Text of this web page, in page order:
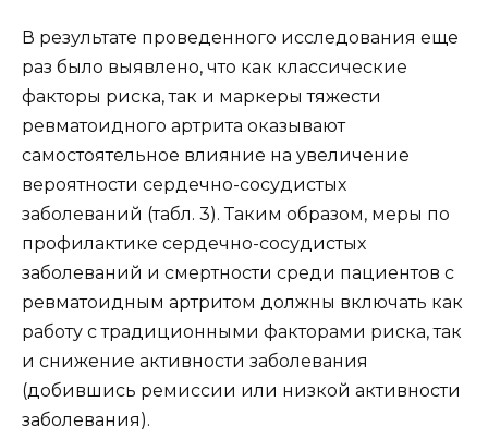
В результате проведенного исследования еще
раз было выявлено, что как классические
факторы риска, так и маркеры тяжести
ревматоидного артрита оказывают
самостоятельное влияние на увеличение
вероятности сердечно-сосудистых
заболеваний (табл. 3). Таким образом, меры по
профилактике сердечно-сосудистых
заболеваний и смертности среди пациентов с
ревматоидным артритом должны включать как
работу с традиционными факторами риска, так
и снижение активности заболевания
(добившись ремиссии или низкой активности
заболевания).